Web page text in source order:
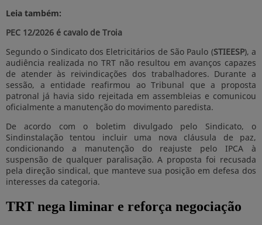
Leia também:
PEC 12/2026 é cavalo de Troia
Segundo o Sindicato dos Eletricitários de São Paulo (STIEESP), a
audiência realizada no TRT não resultou em avanços capazes
de atender às reivindicações dos trabalhadores. Durante a
sessão, a entidade reafirmou ao Tribunal que a proposta
patronal já havia sido rejeitada em assembleias e comunicou
oficialmente a manutenção do movimento paredista.
De acordo com o boletim divulgado pelo Sindicato, o
Sindinstalação tentou incluir uma nova cláusula de paz,
condicionando a manutenção do reajuste pelo IPCA à
suspensão de qualquer paralisação. A proposta foi recusada
pela direção sindical, que manteve sua posição em defesa dos
interesses da categoria.
TRT nega liminar e reforça negociação